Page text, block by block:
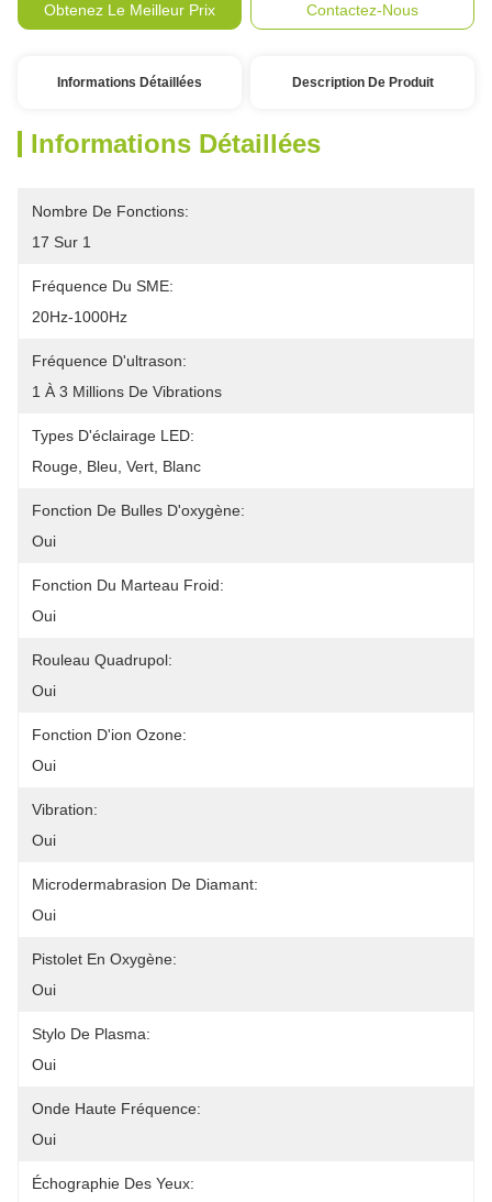
Obtenez Le Meilleur Prix Contactez-Nous
Informations Détaillées Description De Produit
Informations Détaillées
Nombre De Fonctions:
17 Sur 1
Fréquence Du SME:
20Hz-1000Hz
Fréquence D'ultrason:
1 À 3 Millions De Vibrations
Types D'éclairage LED:
Rouge, Bleu, Vert, Blanc
Fonction De Bulles D'oxygène:
Oui
Fonction Du Marteau Froid:
Oui
Rouleau Quadrupol:
Oui
Fonction D'ion Ozone:
Oui
Vibration:
Oui
Microdermabrasion De Diamant:
Oui
Pistolet En Oxygène:
Oui
Stylo De Plasma:
Oui
Onde Haute Fréquence:
Oui
Échographie Des Yeux: